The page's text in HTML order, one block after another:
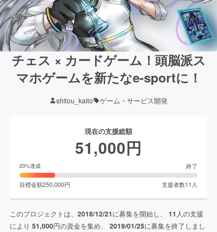
チェス × カードゲーム！頭脳派ス
マホゲームを新たなe-sportに！
shitou_kaito ゲーム・サービス開発
現在の支援総額
51,000円
20%達成 終了
目標金額250,000円 支援者数11 人
このプロジェクトは、 2018/12/21に募集を開始し、 11 人の支援
により 51,000円の資金を集め、 2019/01/25に募集を終了しまし